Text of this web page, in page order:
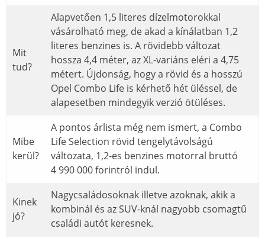
Mit
tud?
Alapvetően 1,5 literes dízelmotorokkal
vásárolható meg, de akad a kínálatban 1,2
literes benzines is. A rövidebb változat
hossza 4,4 méter, az XL-variáns eléri a 4,75
métert. Újdonság, hogy a rövid és a hosszú
Opel Combo Life is kérhető hét üléssel, de
alapesetben mindegyik verzió ötüléses.
Mibe
kerül?
A pontos árlista még nem ismert, a Combo
Life Selection rövid tengelytávolságú
változata, 1,2-es benzines motorral bruttó
4 990 000 forintról indul.
Kinek
jó?
Nagycsaládosoknak illetve azoknak, akik a
kombinál és az SUV-knál nagyobb csomagtű
családi autót keresnek.